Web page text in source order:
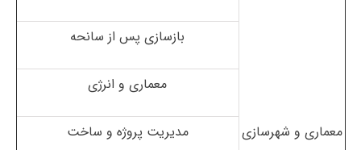
معماری و شهرسازی
بازسازی پس از سانحه
معماری و انرژی
مدیریت پروژه و ساخت